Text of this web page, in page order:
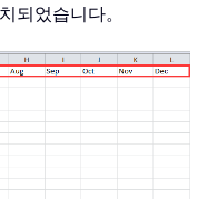
되었습니다。